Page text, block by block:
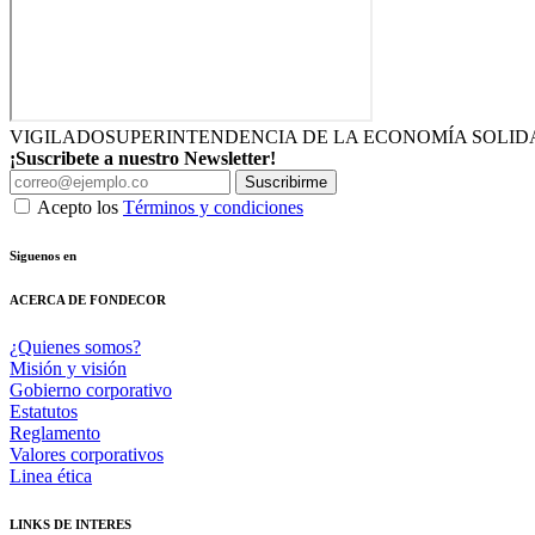
VIGILADOSUPERINTENDENCIA DE LA ECONOMÍA
¡Suscribete a nuestro Newsletter!
Suscribirme
Acepto los Términos y condiciones
Siguenos en
ACERCA DE FONDECOR
¿Quienes somos?
Misión y visión
Gobierno corporativo
Estatutos
Reglamento
Valores corporativos
Linea ética
LINKS DE INTERES